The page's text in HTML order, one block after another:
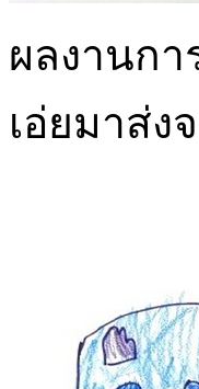
ผลงานกา
เอ่ยมาส่ง